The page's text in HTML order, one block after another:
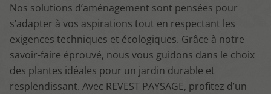
Nos solutions d’aménagement sont pensées pour
s’adapter à vos aspirations tout en respectant les
exigences techniques et écologiques. Grâce à notre
savoir-faire éprouvé, nous vous guidons dans le choix
des plantes idéales pour un jardin durable et
resplendissant. Avec REVEST PAYSAGE, profitez d’un